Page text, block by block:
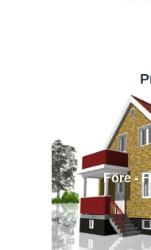
Före -